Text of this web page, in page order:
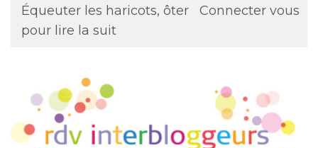
Équeuter les haricots, ôter
Connecter vous
pour lire la suit